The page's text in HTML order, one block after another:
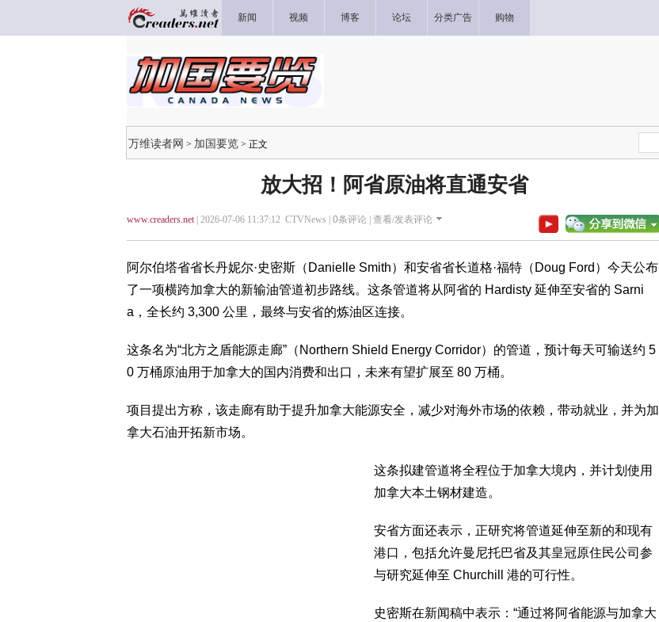
新闻 视频 博客 论坛 分类广告 购物
万维读者网 > 加国要览 > 正文
放大招！阿省原油将直通安省
www.creaders.net| 2026-07-06 11:37:12 CTVNews | 0条评论 | 查看/发表评论
阿尔伯塔省省长丹妮尔·史密斯（Danielle Smith）和安省省长道格·福特（Doug Ford）今天公布
了一项横跨加拿大的新输油管道初步路线。这条管道将从阿省的 Hardisty 延伸至安省的 Sarni
a，全长约 3,300 公里，最终与安省的炼油区连接。
这条名为“北方之盾能源走廊”（Northern Shield Energy Corridor）的管道，预计每天可输送约 5
0 万桶原油用于加拿大的国内消费和出口，未来有望扩展至 80 万桶。
项目提出方称，该走廊有助于提升加拿大能源安全，减少对海外市场的依赖，带动就业，并为加
拿大石油开拓新市场。
这条拟建管道将全程位于加拿大境内，并计划使用
加拿大本土钢材建造。
安省方面还表示，正研究将管道延伸至新的和现有
港口，包括允许曼尼托巴省及其皇冠原住民公司参
与研究延伸至 Churchill 港的可行性。
史密斯在新闻稿中表示：“通过将阿省能源与加拿大